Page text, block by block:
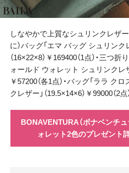
しなやかで上質なシュリンクレザー
に）バッグ「エマ バッグ シュリンク
（16×22×8）￥169400（1点）・三つ
ォールド ウォレット シュリンクレザ
￥57200（各1点）・バッグ「ララ ク
クレザー」（19.5×14×6）￥99000（2
BONAVENTURA（ボナベンチュ
ォレット2色のプレゼント